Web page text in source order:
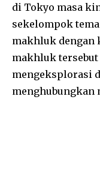
di Tokyo masa
sekelompok
makhluk dengan
makhluk
mengeksplorasi
menghubungkan